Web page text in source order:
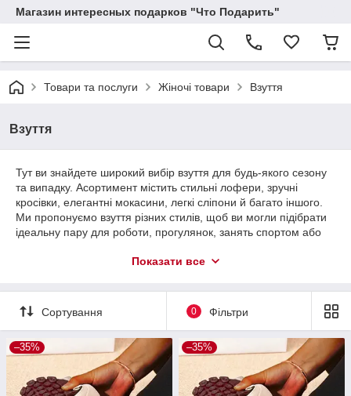
Магазин интересных подарков "Что Подарить"
Товари та послуги Жіночі товари Взуття
Взуття
Тут ви знайдете широкий вибір взуття для будь-якого сезону
та випадку. Асортимент містить стильні лофери, зручні
кросівки, елегантні мокасини, легкі сліпони й багато іншого.
Ми пропонуємо взуття різних стилів, щоб ви могли підібрати
ідеальну пару для роботи, прогулянок, занять спортом або
ваші особливості та переваги, забезпечуючи комфорт і
взуттям, яке підкреслить вашу індивідуальність.
Показати все
Сортування 0 Фільтри
–35% –35%